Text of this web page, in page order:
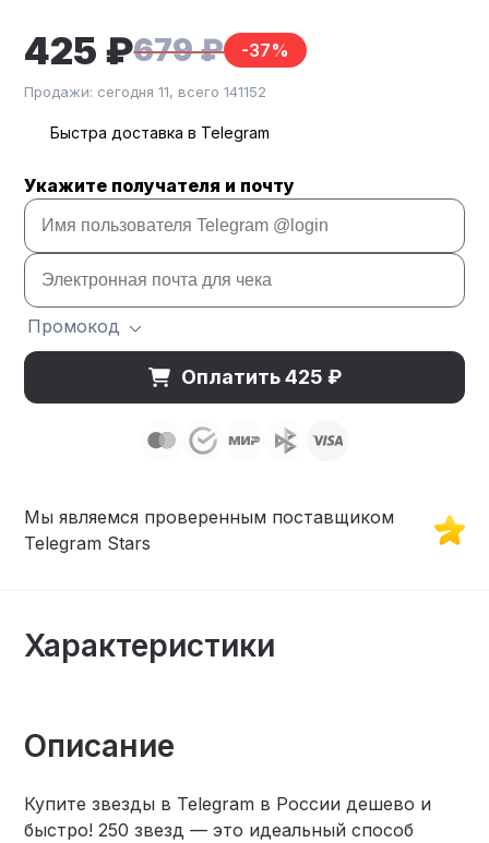
425 ₽679 ₽ -37%
Продажи: сегодня 11, всего 141152
Быстра доставка в Telegram
Укажите получателя и почту
Промокод
Оплатить 425 ₽
Мы являемся проверенным поставщиком
Telegram Stars
Характеристики
Описание
Купите звезды в Telegram в России дешево и
быстро! 250 звезд — это идеальный способ